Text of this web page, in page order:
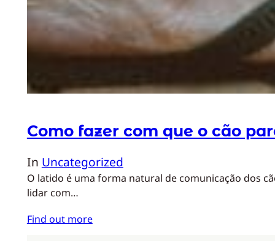
Como fazer com que o cão
In Uncategorized
O latido é uma forma natural de comunicação dos
lidar com…
Find out more